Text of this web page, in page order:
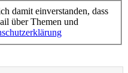
damit einverstanden, dass
über Themen und